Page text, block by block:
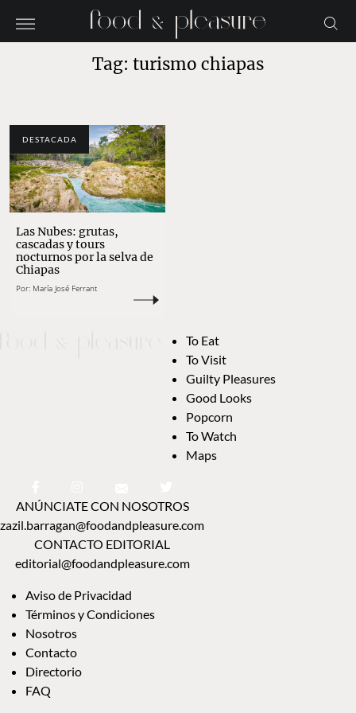
Tag: turismo chiapas
DESTACADA
Las Nubes: grutas,
cascadas y tours
nocturnos por la selva de
Chiapas
Por: María José Ferrant
To Eat
To Visit
Guilty Pleasures
Good Looks
Popcorn
To Watch
Maps
ANÚNCIATE CON NOSOTROS
zazil.barragan@foodandpleasure.com
CONTACTO EDITORIAL
editorial@foodandpleasure.com
Aviso de Privacidad
Términos y Condiciones
Nosotros
Contacto
Directorio
FAQ